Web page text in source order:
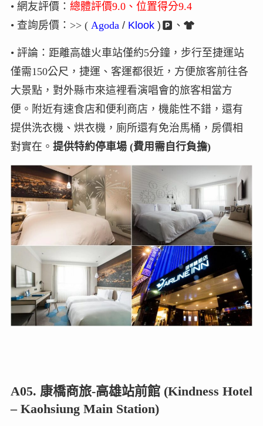
• 網友評價： 總體評價9.0、位置得分9.4
• 查詢房價 ：>>( Agoda/ Klook) 、
• 評論：距離高雄火車站僅約5分鐘，步行至捷運站
僅需150公尺，捷運、客運都很近，方便旅客前往各
大景點，對外縣市來這裡看演唱會的旅客相當方
便。附近有速食店和便利商店，機能性不錯，還有
提供洗衣機、烘衣機，廁所還有免治馬桶，房價相
對實在。 提供特約停車場 (費用需自行負擔)
A05. 康橋商旅-高雄站前館 (Kindness Hotel
– Kaohsiung Main Station)